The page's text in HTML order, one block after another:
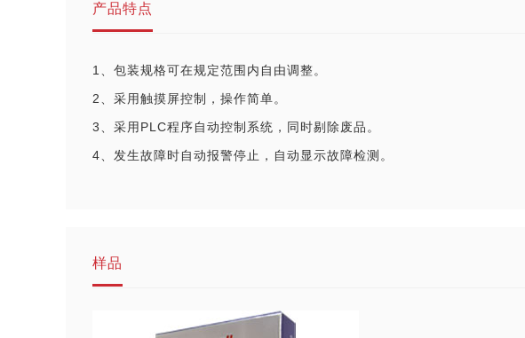
产品特点
1、包装规格可在规定范围内自由调整。
2、采用触摸屏控制，操作简单。
3、采用PLC程序自动控制系统，同时剔除废品。
4、发生故障时自动报警停止，自动显示故障检测。
样品